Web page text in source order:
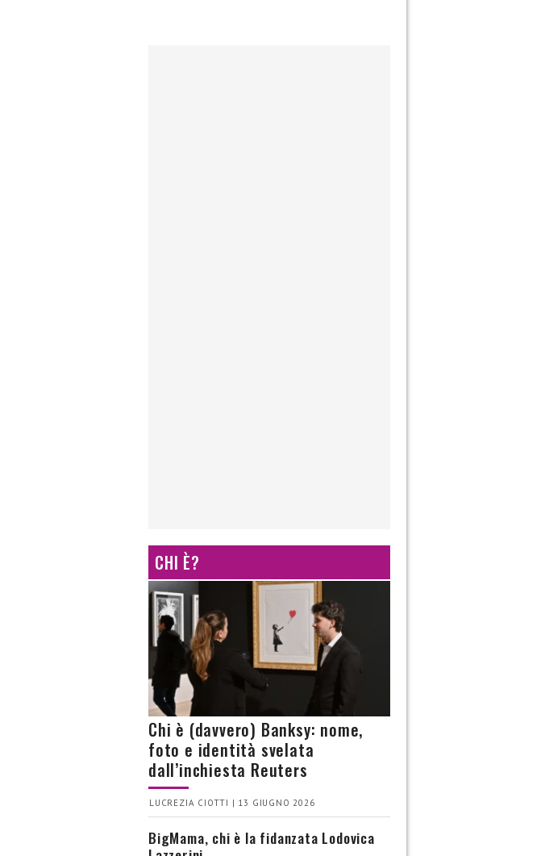
CHI È?
Chi è (davvero) Banksy: nome,
foto e identità svelata
dall’inchiesta Reuters
LUCREZIA CIOTTI | 13 GIUGNO 2026
BigMama, chi è la fidanzata Lodovica